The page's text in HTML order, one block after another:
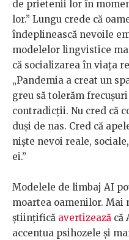
de prietenii lor în
lor.” Lungu crede că
îndeplinească nevoile
modelelor lingvistice
că socializarea în viața
„Pandemia a creat un
greu să tolerăm
contradicții. Nu cred că
duși de nas. Cred că
niște nevoi reale,
ei.”
Modelele de limbaj AI
moartea oamenilor. Mai
științifică avertizează că
accentua psihozele și